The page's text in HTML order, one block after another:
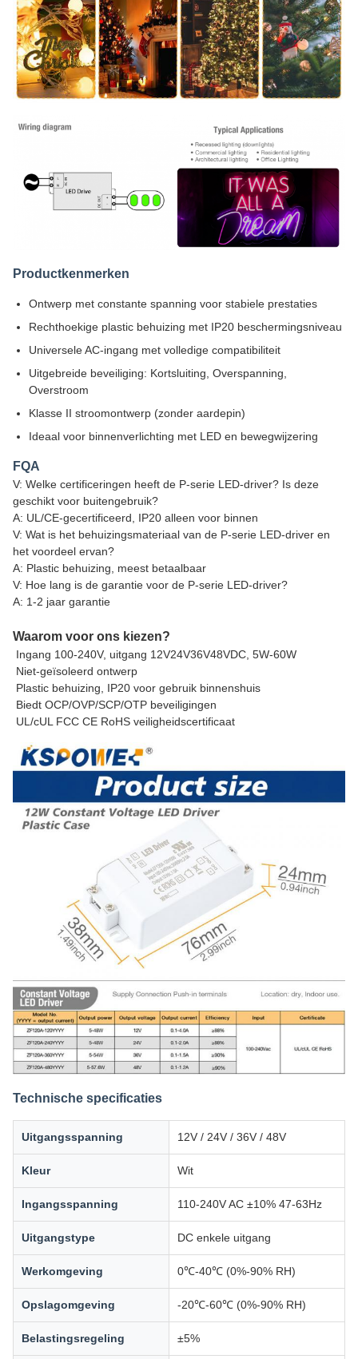
Productkenmerken
Ontwerp met constante spanning voor stabiele prestaties
Rechthoekige plastic behuizing met IP20 beschermingsniveau
Universele AC-ingang met volledige compatibiliteit
Uitgebreide beveiliging: Kortsluiting, Overspanning,
Overstroom
Klasse II stroomontwerp (zonder aardepin)
Ideaal voor binnenverlichting met LED en bewegwijzering
FQA
V: Welke certificeringen heeft de P-serie LED-driver? Is deze
geschikt voor buitengebruik?
A: UL/CE-gecertificeerd, IP20 alleen voor binnen
V: Wat is het behuizingsmateriaal van de P-serie LED-driver en
het voordeel ervan?
A: Plastic behuizing, meest betaalbaar
V: Hoe lang is de garantie voor de P-serie LED-driver?
A: 1-2 jaar garantie
Waarom voor ons kiezen?
Ingang 100-240V, uitgang 12V24V36V48VDC, 5W-60W
Niet-geïsoleerd ontwerp
Plastic behuizing, IP20 voor gebruik binnenshuis
Biedt OCP/OVP/SCP/OTP beveiligingen
UL/cUL FCC CE RoHS veiligheidscertificaat
Technische specificaties
Uitgangsspanning 12V / 24V / 36V / 48V
Kleur Wit
Ingangsspanning 110-240V AC ±10% 47-63Hz
Uitgangstype DC enkele uitgang
Werkomgeving 0℃-40℃ (0%-90% RH)
Opslagomgeving -20℃-60℃ (0%-90% RH)
Belastingsregeling ±5%